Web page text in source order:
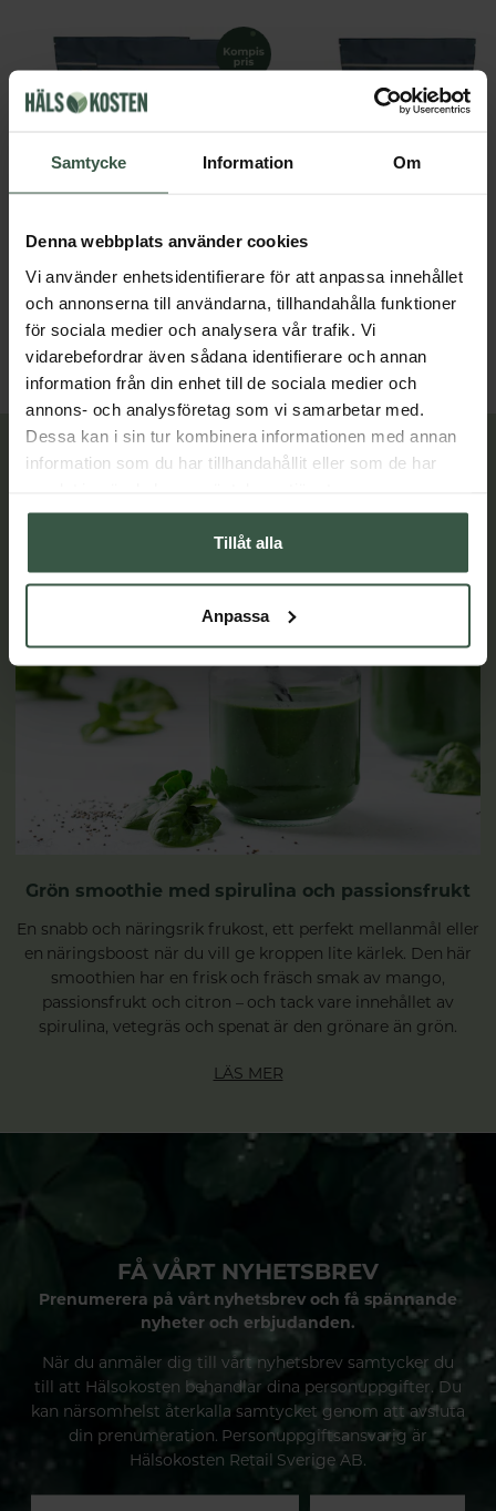
Samtycke Information Om
Denna webbplats använder cookies
Vi använder enhetsidentifierare för att anpassa innehållet
och annonserna till användarna, tillhandahålla funktioner
för sociala medier och analysera vår trafik. Vi
vidarebefordrar även sådana identifierare och annan
information från din enhet till de sociala medier och
annons- och analysföretag som vi samarbetar med.
Dessa kan i sin tur kombinera informationen med annan
information som du har tillhandahållit eller som de har
Tillåt alla
Anpassa
Benbuljong Gräsbetad Ekonomipack 2x500g
Great Essentials
LÄGG I VARUKORGEN
Great Essentials
349 kr
LÄGG I VARUKORGEN
Lär dig mer
Grön smoothie med spirulina och passionsfrukt
En snabb och näringsrik frukost, ett perfekt mellanmål eller
en näringsboost när du vill ge kroppen lite kärlek. Den här
smoothien har en frisk och fräsch smak av mango,
passionsfrukt och citron – och tack vare innehållet av
spirulina, vetegräs och spenat är den grönare än grön.
LÄS MER
FÅ VÅRT NYHETSBREV
Prenumerera på vårt nyhetsbrev och få spännande
nyheter och erbjudanden.
När du anmäler dig till vårt nyhetsbrev samtycker du
till att Hälsokosten behandlar dina personuppgifter. Du
kan närsomhelst återkalla samtycket genom att avsluta
din prenumeration. Personuppgiftsansvarig är
Hälsokosten Retail Sverige AB.